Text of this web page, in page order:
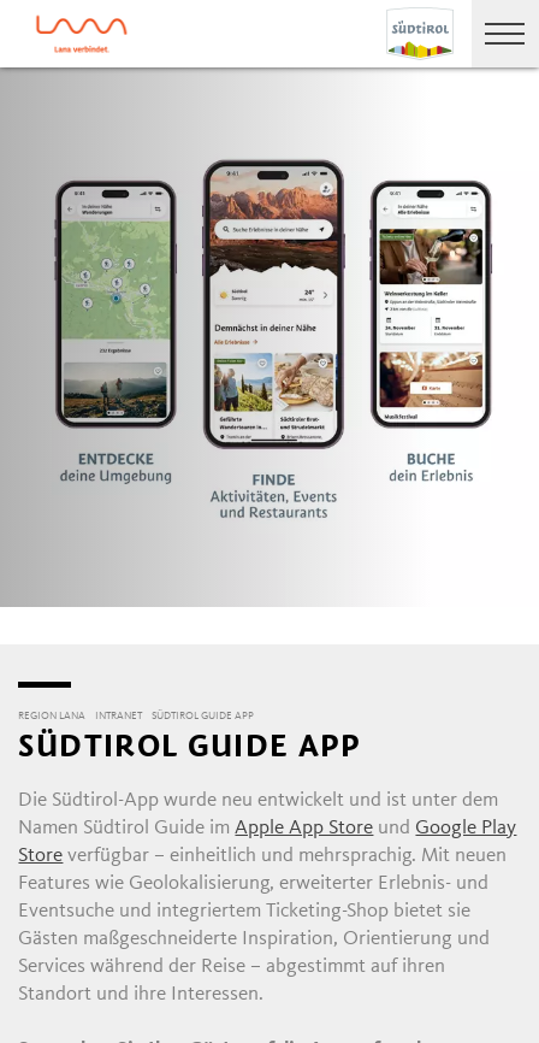
REGION LANA INTRANET SÜDTIROL GUIDE APP
SÜDTIROL GUIDE APP
Die Südtirol-App wurde neu entwickelt und ist unter dem
Namen Südtirol Guide imApple App Store und Google Play
Store verfügbar – einheitlich und mehrsprachig. Mit neuen
Features wie Geolokalisierung, erweiterter Erlebnis- und
Eventsuche und integriertem Ticketing-Shop bietet sie
Gästen maßgeschneiderte Inspiration, Orientierung und
Services während der Reise – abgestimmt auf ihren
Standort und ihre Interessen.